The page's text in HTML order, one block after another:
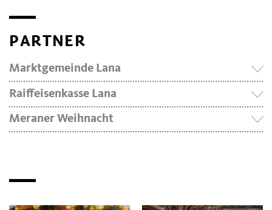
PARTNER
Marktgemeinde Lana
Raiffeisenkasse Lana
Meraner Weihnacht